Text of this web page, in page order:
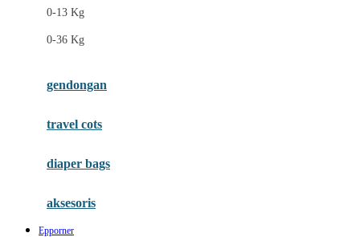
Felt So Sweet
Fisher Price
Gb
0-13 Kg
0-36 Kg
gendongan
travel cots
diaper bags
aksesoris
Epporner